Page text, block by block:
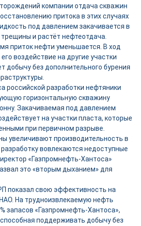
компании отдача скважин
притока в этих случаях
под давлением закачивается в
и растёт нефтеотдача.
приток нефти уменьшается. В ход
воздействие на другие участки
добычу без дополнительного бурения
российской разработки нефтяники
горизонтальную скважину
Закачиваемая под давлением
на участки пласта, которые
при первичном разрыве.
увеличивают производительность в
вовлекаются недоступные
«Газпромнефть-Хантоса»
это «вторым дыханием» для
показал свою эффективность на
На трудноизвлекаемую нефть
запасов «Газпромнефть-Хантоса»,
поддерживать добычу без